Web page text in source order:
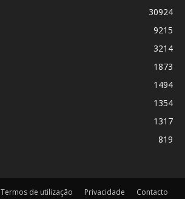
30924
9215
3214
1873
1494
1354
1317
819
Termos de utilização Privacidade Contacto